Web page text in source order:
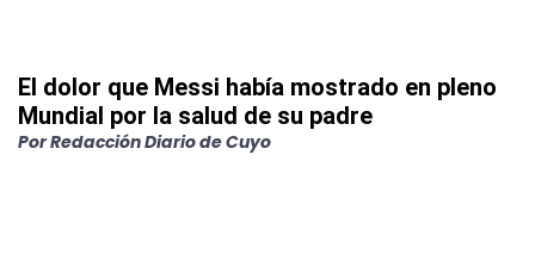
El dolor que Messi había mostrado en pleno
Mundial por la salud de su padre
PorRedacción Diario de Cuyo